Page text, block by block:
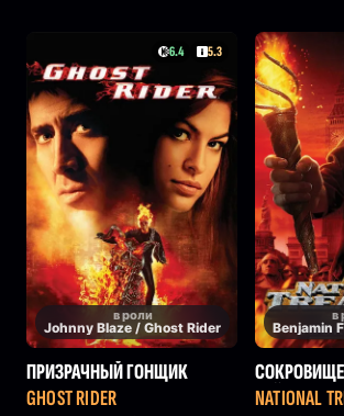
6.4 5.3
в роли
Johnny Blaze / Ghost Rider
ПРИЗРАЧНЫЙ ГОНЩИК
GHOST RIDER
в
Benjamin
ТАЙН
NATIONAL